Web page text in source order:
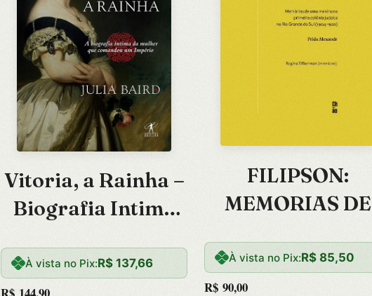
Vitoria, a Rainha –
Biografia Intima
Comandou Um
À vista no Pix:R$ 137,66
FILIPSON:
MEMORIAS DE
PRIMEIRA
À vista no Pix:R$ 85,50
R$ 90,00